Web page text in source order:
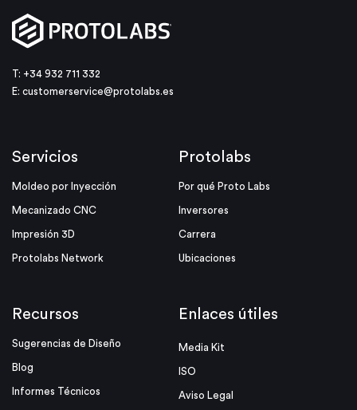
T: +34 932 711 332
E: customerservice@protolabs.es
Servicios
Moldeo por Inyección
Mecanizado CNC
Impresión 3D
Protolabs Network
Protolabs
Por qué Proto Labs
Inversores
Carrera
Ubicaciones
Recursos
Sugerencias de Diseño
Blog
Informes Técnicos
Enlaces útiles
Media Kit
ISO
Aviso Legal